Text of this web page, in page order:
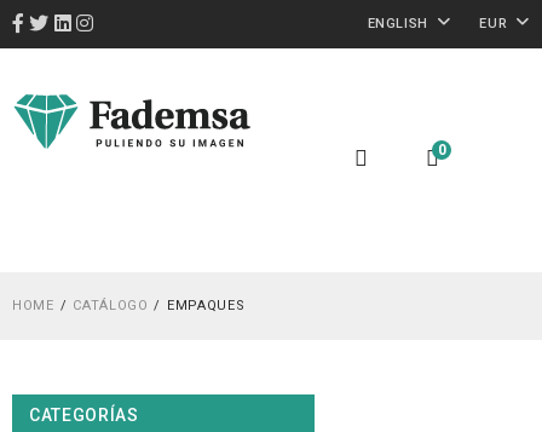
ENGLISH EUR
0
HOME CATÁLOGO EMPAQUES
CATEGORÍAS